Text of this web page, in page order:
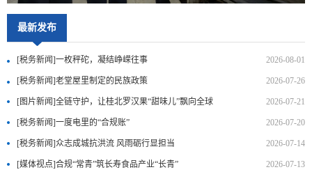
最新发布
[税务新闻]一枚秤砣，凝结峥嵘往事 2026-08-01
[税务新闻]老堂屋里制定的民族政策 2026-07-26
[图片新闻]全链守护，让桂北罗汉果“甜味儿”飘向全球 2026-07-21
[税务新闻]一度电里的“合规账” 2026-07-20
[税务新闻]众志成城抗洪流 风雨砺行显担当 2026-07-14
[媒体视点]合规“常青”筑长寿食品产业“长青” 2026-07-13